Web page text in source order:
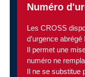
Numéro
Les CROSS
d’urgence abrégé
Il permet une
numéro ne
Il ne se substitue